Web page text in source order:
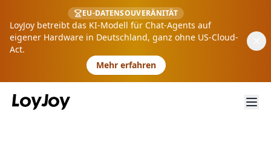
EU-DATENSOUVERÄNITÄT
LoyJoy betreibt das KI-Modell für Chat-Agents auf
eigener Hardware in Deutschland, ganz ohne US-Cloud-
Act.
Mehr erfahren